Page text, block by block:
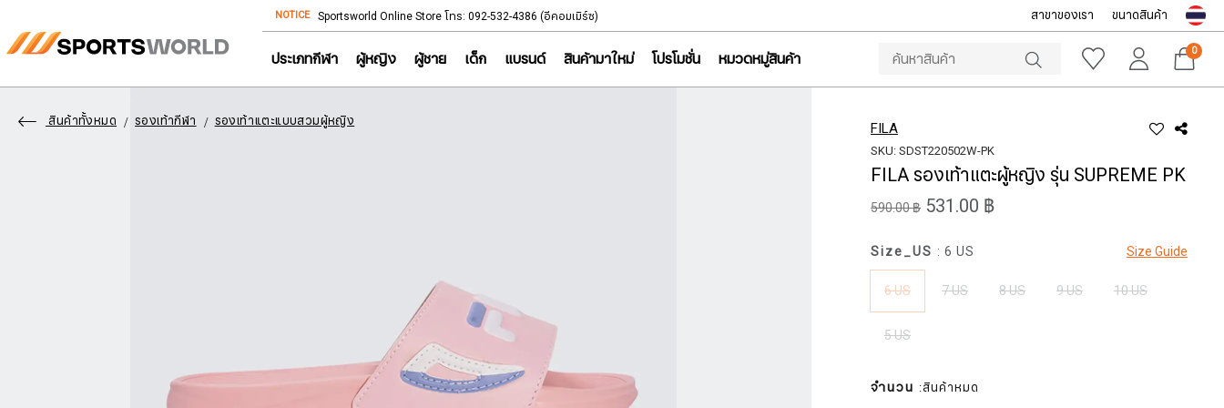
NOTICE Sportsworld Online Store โทร: 092-532-4386 (อีคอมเมิร์ซ) NOTICE Sportsworld
สาขาของเรา ขนาดสินค้า
ประเภทกีฬา ผู้หญิง ผู้ชาย เด็ก แบรนด์ สินค้ามาใหม่ โปรโมชั่น หมวดหมู่สินค้า 0
สินค้าทั้งหมด รองเท้ากีฬา รองเท้าแตะแบบสวมผู้หญิง FILA
SKU: SDST220502W-PK
FILA รองเท้าแตะผู้หญิง รุ่น SUPREME PK
590.00 ฿ 531.00 ฿
Size Guide
Size_US : 6 US
6 US 7 US 8 US 9 US 10 US
5 US
จำนวน :สินค้าหมด